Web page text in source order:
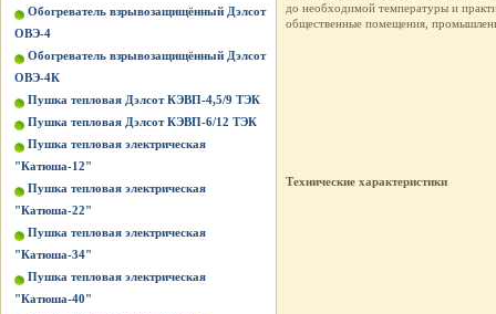
Обогреватель взрывозащищённый Дэлсот
ОВЭ-4
Обогреватель взрывозащищённый Дэлсот
ОВЭ-4К
Пушка тепловая Дэлсот КЭВП-4,5/9 ТЭК
Пушка тепловая Дэлсот КЭВП-6/12 ТЭК
Пушка тепловая электрическая
"Катюша-12"
Пушка тепловая электрическая
"Катюша-22"
Пушка тепловая электрическая
"Катюша-34"
Пушка тепловая электрическая
"Катюша-40"
до необходимой температуры и
общественные помещения,
Технические характеристики